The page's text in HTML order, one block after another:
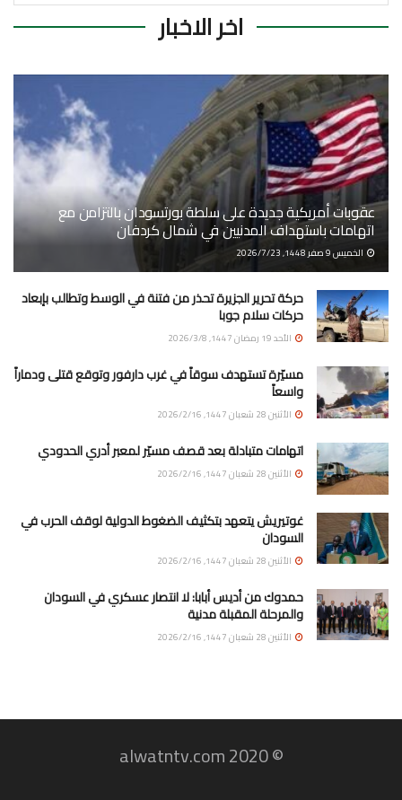
اخر الاخبار
عقوبات أمريكية جديدة على سلطة بورتسودان بالتزامن مع
اتهامات باستهداف المدنيين في شمال كردفان
الخميس 9 صفر 1448, 2026/7/23
حركة تحرير الجزيرة تحذر من فتنة في الوسط وتطالب بإبعاد
حركات سلام جوبا
الأحد 19 رمضان 1447, 2026/3/8
مسيّرة تستهدف سوقاً في غرب دارفور وتوقع قتلى ودماراً
واسعاً
الأثنين 28 شعبان 1447, 2026/2/16
اتهامات متبادلة بعد قصف مسيّر لمعبر أدري الحدودي
الأثنين 28 شعبان 1447, 2026/2/16
غوتيريش يتعهد بتكثيف الضغوط الدولية لوقف الحرب في
السودان
الأثنين 28 شعبان 1447, 2026/2/16
حمدوك من أديس أبابا: لا انتصار عسكري في السودان
والمرحلة المقبلة مدنية
الأثنين 28 شعبان 1447, 2026/2/16
© 2020 alwatntv.com